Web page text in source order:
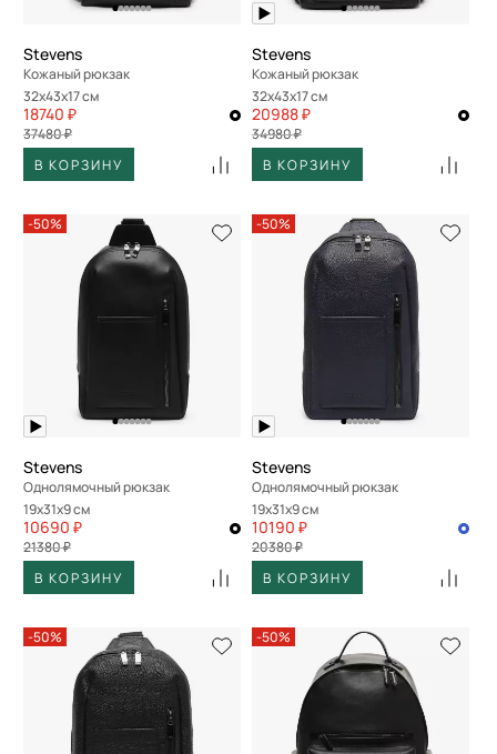
Stevens
Кожаный рюкзак
32x43x17 см
18740 ₽
37480 ₽
В КОРЗИНУ
Stevens
Кожаный рюкзак
32x43x17 см
20988 ₽
34980 ₽
В КОРЗИНУ
-50%
Stevens
Однолямочный рюкзак
19x31x9 см
10690 ₽
21380 ₽
В КОРЗИНУ
-50%
Stevens
Однолямочный рюкзак
19x31x9 см
10190 ₽
20380 ₽
В КОРЗИНУ
-50% -50%